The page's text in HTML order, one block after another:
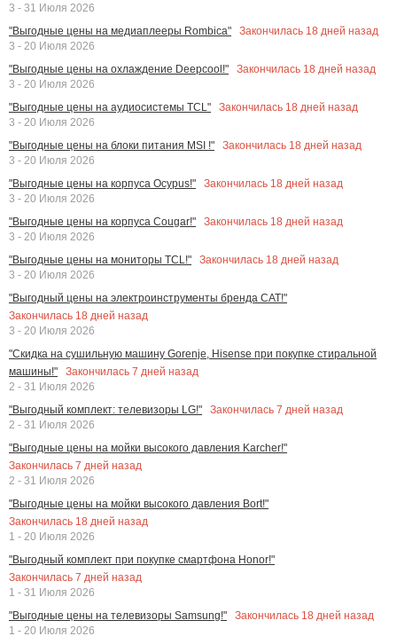
3 - 31 Июля 2026
"Выгодные цены на медиаплееры Rombica"
Закончилась 18 дней назад
3 - 20 Июля 2026
"Выгодные цены на охлаждение Deepcool!"
Закончилась 18 дней назад
3 - 20 Июля 2026
"Выгодные цены на аудиосистемы TCL"
Закончилась 18 дней назад
3 - 20 Июля 2026
"Выгодные цены на блоки питания MSI !"
Закончилась 18 дней назад
3 - 20 Июля 2026
"Выгодные цены на корпуса Ocypus!"
Закончилась 18 дней назад
3 - 20 Июля 2026
"Выгодные цены на корпуса Cougar!"
Закончилась 18 дней назад
3 - 20 Июля 2026
"Выгодные цены на мониторы TCL!"
Закончилась 18 дней назад
3 - 20 Июля 2026
"Выгодный цены на электроинструменты бренда CAT!"
Закончилась 18 дней назад
3 - 20 Июля 2026
"Скидка на сушильную машину Gorenje, Hisense при покупке стиральной
машины!"
Закончилась 7 дней назад
2 - 31 Июля 2026
"Выгодный комплект: телевизоры LG!"
Закончилась 7 дней назад
2 - 31 Июля 2026
"Выгодные цены на мойки высокого давления Karcher!"
Закончилась 7 дней назад
2 - 31 Июля 2026
"Выгодные цены на мойки высокого давления Bort!"
Закончилась 18 дней назад
1 - 20 Июля 2026
"Выгодный комплект при покупке смартфона Honor!"
Закончилась 7 дней назад
1 - 31 Июля 2026
"Выгодные цены на телевизоры Samsung!"
Закончилась 18 дней назад
1 - 20 Июля 2026